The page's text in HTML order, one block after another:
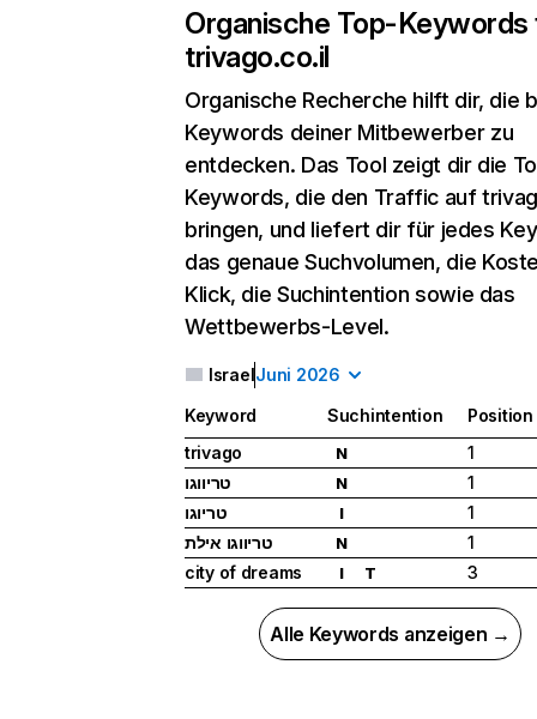
Organische Top-Keywords
trivago.co.il
Organische Recherche hilft dir, die
Keywords deiner Mitbewerber zu
entdecken. Das Tool zeigt dir die
Keywords, die den Traffic auf
bringen, und liefert dir für jedes
das genaue Suchvolumen, die
Klick, die Suchintention sowie das
Wettbewerbs-Level.
IsraelJuni 2026
Keyword Suchintention
Position
trivago
N
1
טריווגו
N
1
טריוגו
I
1
טריווגו אילת
N
1
city of dreams
I T 3
Alle Keywords anzeigen →